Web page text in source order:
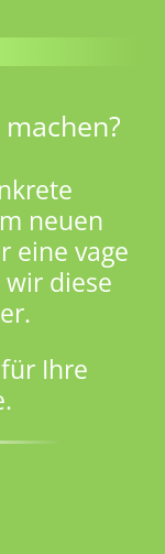
neuen
eine vage
wir diese
Ihre